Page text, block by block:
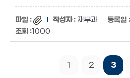
재무과
1000
1 2 3